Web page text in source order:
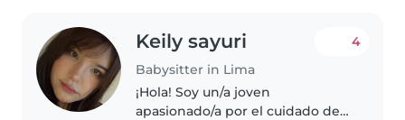
Keily sayuri
Babysitter in Lima
4
¡Hola! Soy un/a joven
apasionado/a por el cuidado de